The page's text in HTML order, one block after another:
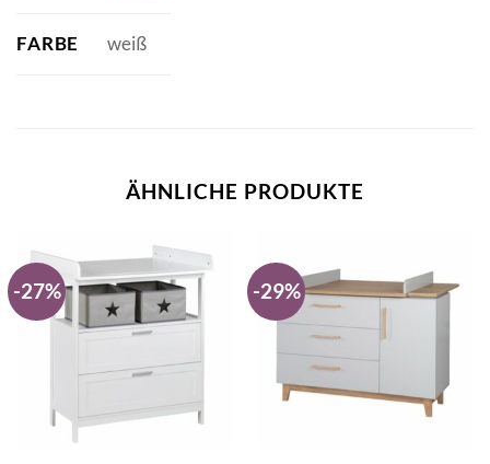
FARBE weiß
ÄHNLICHE PRODUKTE
-27% -29%